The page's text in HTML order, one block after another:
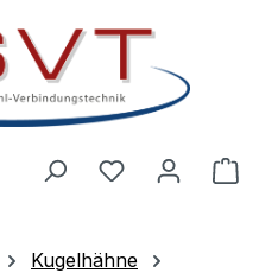
Kugelhähne